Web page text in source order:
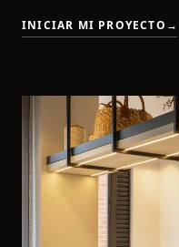
INICIAR MI PROYECTO →